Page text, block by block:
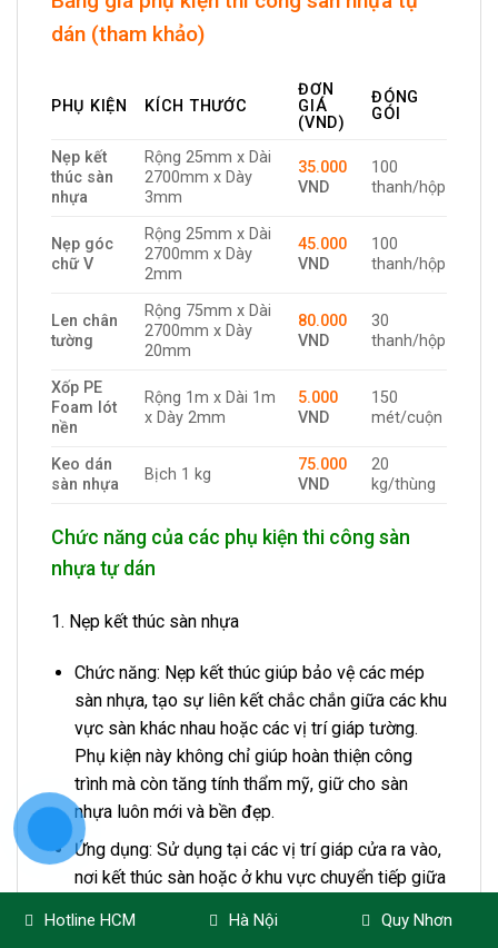
dán (tham khảo)
PHỤ KIỆN KÍCH THƯỚC
ĐƠN
GIÁ
(VND)
ĐÓNG
GÓI
Nẹp kết
thúc sàn
nhựa
Rộng 25mm x Dài
2700mm x Dày
3mm
35.000
VND
100
thanh/hộp
Nẹp góc
chữ V
Rộng 25mm x Dài
2700mm x Dày
2mm
45.000
VND
100
thanh/hộp
Len chân
tường
Rộng 75mm x Dài
2700mm x Dày
20mm
80.000
VND
30
thanh/hộp
Xốp PE
Foam lót
nền
Rộng 1m x Dài 1m
x Dày 2mm
5.000
VND
150
mét/cuộn
Keo dán
sàn nhựa
Bịch 1 kg
75.000
VND
20
kg/thùng
Chức năng của các phụ kiện thi công sàn
nhựa tự dán
1. Nẹp kết thúc sàn nhựa
Chức năng: Nẹp kết thúc giúp bảo vệ các mép
sàn nhựa, tạo sự liên kết chắc chắn giữa các khu
vực sàn khác nhau hoặc các vị trí giáp tường.
Phụ kiện này không chỉ giúp hoàn thiện công
trình mà còn tăng tính thẩm mỹ, giữ cho sàn
nhựa luôn mới và bền đẹp.
Ứng dụng: Sử dụng tại các vị trí giáp cửa ra vào,
nơi kết thúc sàn hoặc ở khu vực chuyển tiếp giữa
Hotline HCM Hà Nội Quy Nhơn